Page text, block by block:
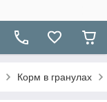
Корм в гранулах